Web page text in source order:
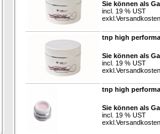
Sie können als
incl. 19 % UST
exkl. Versandkosten
tnp high
Sie können als
incl. 19 % UST
exkl. Versandkosten
tnp high
Sie können als
incl. 19 % UST
exkl. Versandkosten